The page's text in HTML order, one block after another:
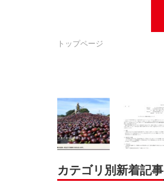
トップページ
カテゴリ別新着記事